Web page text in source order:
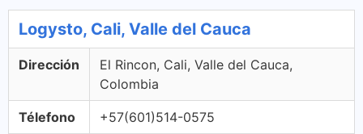
Logysto, Cali, Valle del Cauca
Dirección
El Rincon, Cali, Valle del Cauca,
Colombia
Télefono +57(601)514-0575